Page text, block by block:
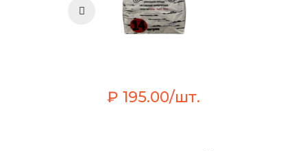
₽ 195.00/шт.